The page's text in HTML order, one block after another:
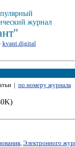
журнал
kvant.digital
| по номеру журнала
, Электронного